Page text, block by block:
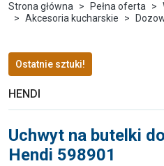
Strona główna Pełna oferta
Akcesoria kucharskie
Ostatnie sztuki!
HENDI
Uchwyt na butelki
Hendi 598901